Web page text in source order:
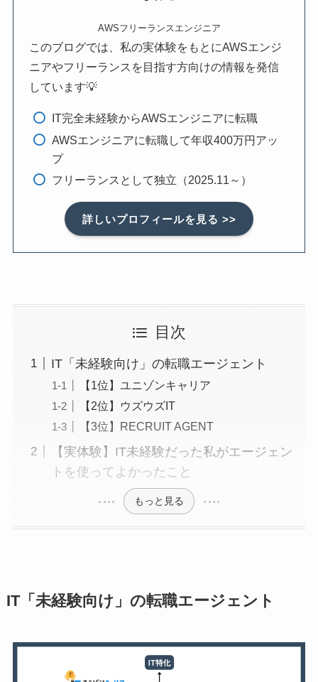
AWSフリーランスエンジニア
このブログでは、私の実体験をもとにAWSエンジ
ニアやフリーランスを目指す方向けの情報を発信
しています💡
IT完全未経験からAWSエンジニアに転職
AWSエンジニアに転職して年収400万円アッ
プ
フリーランスとして独立（2025.11～）
詳しいプロフィールを見る >>
目次
IT「未経験向け」の転職エージェント
【1位】ユニゾンキャリア
【2位】ウズウズIT
【3位】RECRUIT AGENT
【実体験】IT未経験だった私がエージェン
トを使ってよかったこと
もっと見る
IT「未経験向け」の転職エージェント